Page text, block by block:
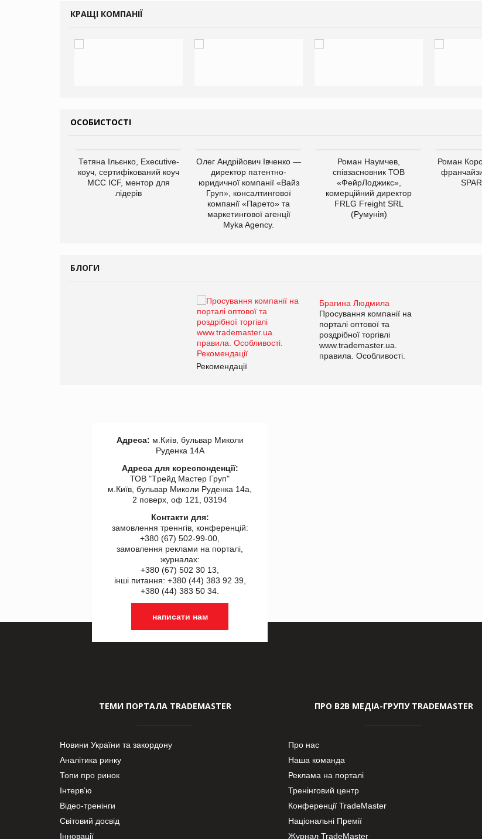
КРАЩІ КОМПАНІЇ
ОСОБИСТОСТІ
Тетяна Ільєнко, Executive-
коуч, сертифікований коуч
МСС ICF, ментор для
лідерів
Олег Андрійович Івченко —
директор патентно-
юридичної компанії «Вайз
Груп», консалтингової
компанії «Парето» та
маркетингової агенції
Myka Agency.
Роман Наумчев,
співзасновник ТОВ
«ФейрЛоджикс»,
комерційний директор
FRLG Freight SRL
(Румунія)
Роман
БЛОГИ
Брагина Людмила
Просування компанії на
порталі оптової та
роздрібної торгівлі
www.trademaster.ua.
правила. Особливості.
Рекомендації
Адреса: м.Київ, бульвар Миколи
Руденка 14А
Адреса для кореспонденції:
ТОВ "Tрейд Мастер Груп"
м.Київ, бульвар Миколи Руденка 14а,
2 поверх, оф 121, 03194
Контакти для:
замовлення треннгів, конференцій:
+380 (67) 502-99-00,
замовлення реклами на порталі,
журналах:
+380 (67) 502 30 13,
інші питання: +380 (44) 383 92 39,
+380 (44) 383 50 34.
написати нам
ТЕМИ ПОРТАЛА TRADEMASTER
Новини України та закордону
Аналітика ринку
Топи про ринок
Інтерв’ю
Відео-тренінги
Світовий досвід
Інновації
ПРО В2В МЕДІА-ГРУПУ TRADEMASTER
Про нас
Наша команда
Реклама на порталі
Тренінговий центр
Конференції TradeMaster
Національні Премії
Журнал TradeMaster